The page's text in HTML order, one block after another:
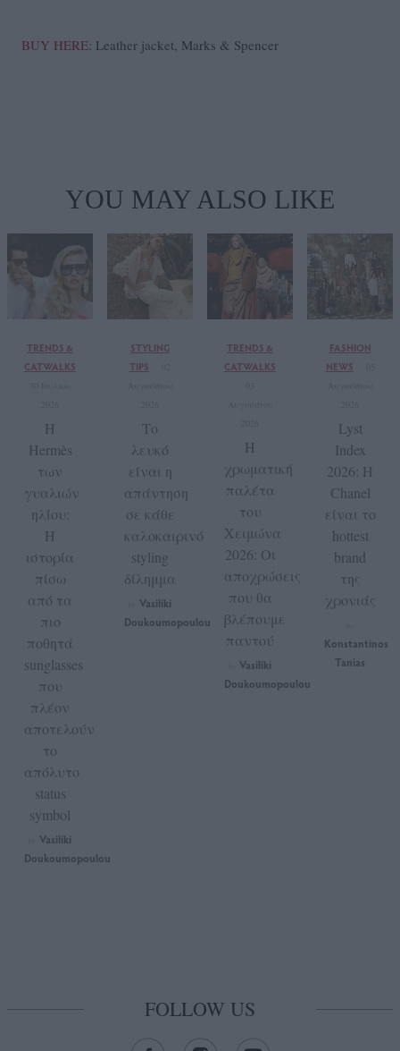
BUY HERE: Leather jacket, Marks & Spencer
YOU MAY ALSO LIKE
TRENDS &
CATWALKS
Η
Hermès
των
γυαλιών
ηλίου:
Η
ιστορία
πίσω
από τα
πιο
ποθητά
sunglasses
που
πλέον
αποτελούν
το
απόλυτο
status
symbol
Vasiliki
Doukoumopoulou
STYLING
TIPS
Το
λευκό
είναι η
απάντηση
σε κάθε
καλοκαιρινό
styling
δίλημμα
Vasiliki
Doukoumopoulou
TRENDS &
CATWALKS
Η
χρωματική
παλέτα
του
Χειμώνα
2026: Οι
αποχρώσεις
που θα
βλέπουμε
παντού
Vasiliki
Doukoumopoulou
FASHION
NEWS
Lyst
Index
2026: Η
Chanel
είναι το
hottest
brand
της
χρονιάς
Konstantinos
Tanias
FOLLOW US